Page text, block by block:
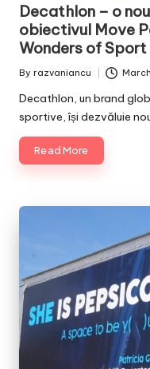
Decathlon – o
obiectivul Move
Wonders of Sport
Posted
By razvaniancu
Decathlon, un brand
sportive, își dezvăluie
Read More